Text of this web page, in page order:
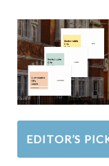
EDITOR’S